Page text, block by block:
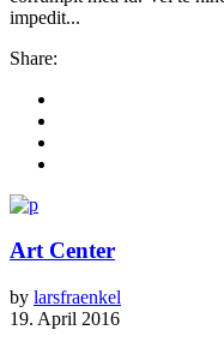
impedit...
Share:
Art Center
by larsfraenkel
19. April 2016